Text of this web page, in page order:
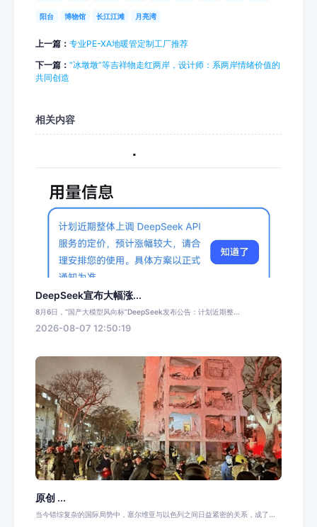
阳台 博物馆 长江江滩 月亮湾
上一篇： 专业PE-XA地暖管定制工厂推荐
下一篇： “冰墩墩”等吉祥物走红两岸，设计师：系两岸情绪价值的
共同创造
相关内容
DeepSeek宣布大幅涨...
8月6日，“国产大模型风向标”DeepSeek发布公告：计划近期整...
2026-08-07 12:50:19
原创 ...
当今错综复杂的国际局势中，塞尔维亚与以色列之间日益紧密的关系，成了...